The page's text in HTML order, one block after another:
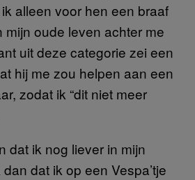
alleen voor hen een braaf
mijn oude leven achter me
uit deze categorie zei een
hij me zou helpen aan een
zodat ik “dit niet meer
dat ik nog liever in mijn
dat ik op een Vespa’tje